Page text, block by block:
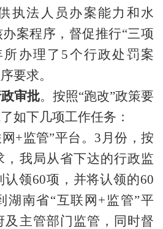
执法人员办案能力和水
案程序，督促推行“三项
办理了5个行政处罚案
要求。
政审批。按照“跑改”政策要
如下几项工作任务：
+监管”平台 。 3月份，按
，我局从省下达的行政监
认领60项，并将认领的60
湖南省“互联网+监管”平
及主管部门监管，同时督